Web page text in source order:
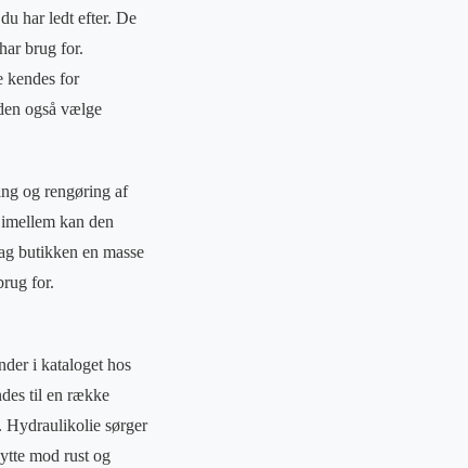
har ledt efter. De
brug for.
kendes for
også vælge
og rengøring af
kan den
butikken en masse
for.
i kataloget hos
til en række
Hydraulikolie sørger
mod rust og